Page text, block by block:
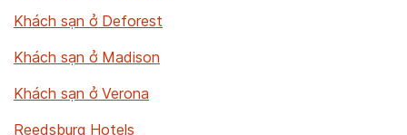
Khách sạn ở Deforest
Khách sạn ở Madison
Khách sạn ở Verona
Reedsburg Hotels